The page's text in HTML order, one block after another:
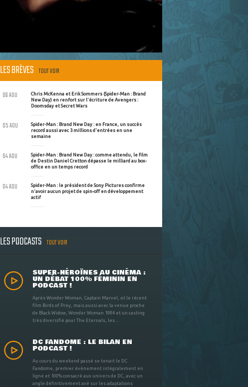
LES BRÈVES TOUT VOIR
Chris McKenna et Erik Sommers (Spider-Man : Brand
New Day) en renfort sur l'écriture de Avengers :
Doomsday et Secret Wars
06 AOU
Spider-Man : Brand New Day : en France, un succès
record aussi avec 3 millions d'entrées en une
semaine
05 AOU
Spider-Man : Brand New Day : comme attendu, le film
de Destin Daniel Cretton dépasse le milliard au box-
office en un temps record
04 AOU
Spider-Man : le président de Sony Pictures confirme
n'avoir aucun projet de spin-off en développement
actif
04 AOU
LES PODCASTS TOUT VOIR
SUPER-HÉROÏNES AU CINÉMA :
UN DÉBAT 100% FÉMININ EN
PODCAST !
Après Wonder Woman, Captain Marvel, et le récent
film Birds of Prey, mais aussi avec la venue proche
de Black Widow, Wonder Woman 1984 et un casting
très diversifié pour The Eternals, les ...
DC FANDOME : LE BILAN EN
PODCAST !
Au cours du weekend passé se tenait le DC
Fandome, premier évènement intégralement en
ligne et 100% consacré aux univers de DC, avec un
angle définitivement axé sur les adaptations